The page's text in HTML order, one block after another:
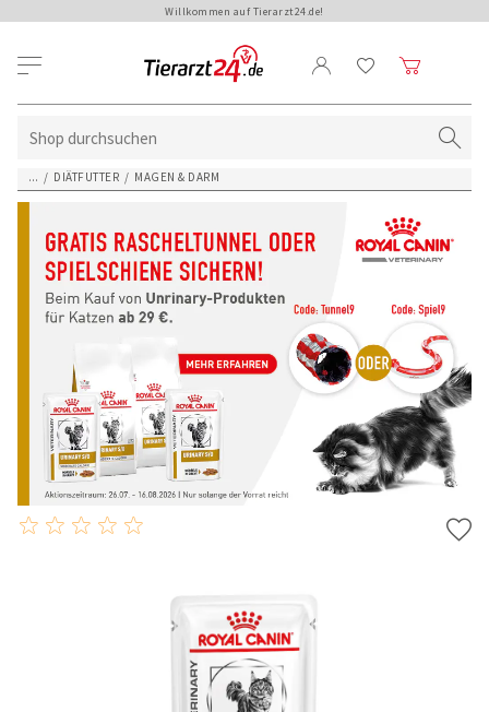
Willkommen auf Tierarzt24.de!
... / DIÄTFUTTER / MAGEN & DARM